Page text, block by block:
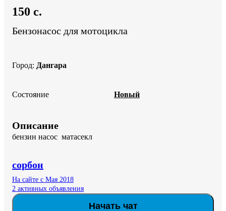
150 c.
Бензонасос для мотоцикла
Город: Дангара
Состояние Новый
Описание
бензин насос  матасекл
сорбон
На сайте с Мая 2018
2 активных объявления
Начать чат